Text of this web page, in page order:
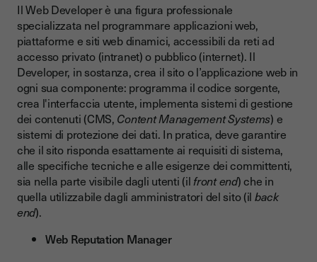
Il Web Developer è una figura professionale
specializzata nel programmare applicazioni web,
piattaforme e siti web dinamici, accessibili da reti ad
accesso privato (intranet) o pubblico (internet). Il
Developer, in sostanza, crea il sito o l’applicazione web in
ogni sua componente: programma il codice sorgente,
crea l'interfaccia utente, implementa sistemi di gestione
dei contenuti (CMS, Content Management Systems) e
sistemi di protezione dei dati. In pratica, deve garantire
che il sito risponda esattamente ai requisiti di sistema,
alle specifiche tecniche e alle esigenze dei committenti,
sia nella parte visibile dagli utenti (ilfront end) che in
quella utilizzabile dagli amministratori del sito (il back
end).
Web Reputation Manager